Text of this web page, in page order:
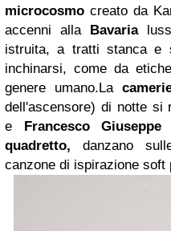
microcosmo creato da
accenni alla Bavaria
istruita, a tratti stanca e
inchinarsi, come da
genere umano.La
dell'ascensore) di notte si
e Francesco
quadretto, danzano
canzone di ispirazione soft